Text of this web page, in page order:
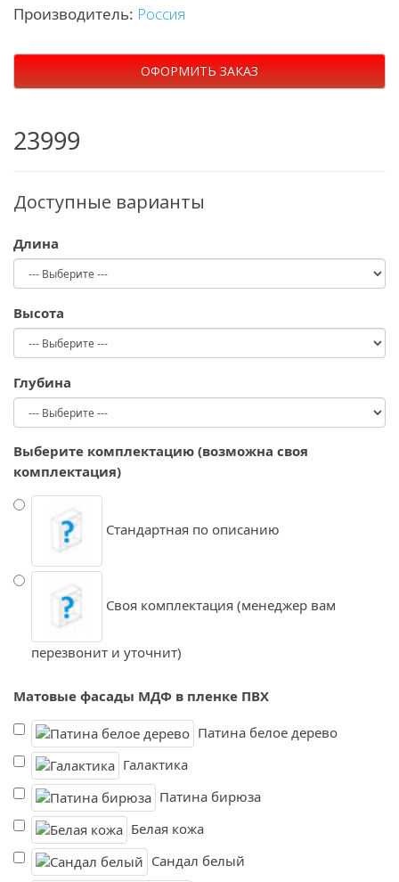
Производитель: Россия
ОФОРМИТЬ ЗАКАЗ
23999
Доступные варианты
Длина
Высота
Глубина
Выберите комплектацию (возможна своя
комплектация)
Стандартная по описанию
Своя комплектация (менеджер вам
перезвонит и уточнит)
Матовые фасады МДФ в пленке ПВХ
Патина белое дерево
Галактика
Патина бирюза
Белая кожа
Сандал белый